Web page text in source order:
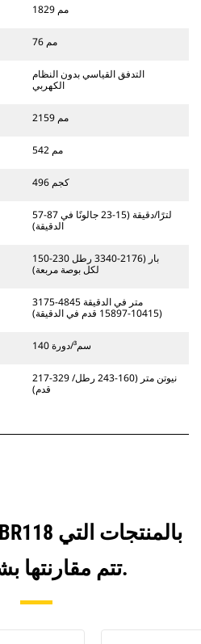
1829 مم
76 مم
التدفق القياسي بدون النظام
الكهربي
2159 مم
542 مم
496 كجم
57-87 لترًا/دقيقة (15-23 جالونًا في
الدقيقة)
150-230 بار (2176-3340 رطل
لكل بوصة مربعة)
3175-4845 متر في الدقيقة
(10415-15897 قدم في الدقيقة)
140 سم³/دورة
217-329 نيوتن متر (160-243 رطل/
قدم)
تتم مقارنتها بشكل متكرر.